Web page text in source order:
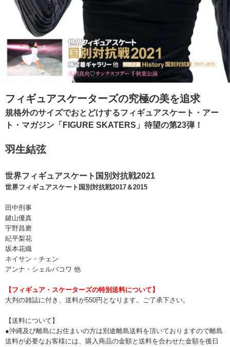
フィギュアスケーターズの究極の美を追求
規格外のサイズでおとどけするフィギュアスケート・アー
ト・マガジン「FIGURE SKATERS」待望の第23弾！
羽生結弦
世界フィギュアスケート国別対抗戦2021
世界フィギュアスケート国別対抗戦2017＆2015
田中刑事
鍵山優真
宇野昌磨
紀平梨花
坂本花織
ネイサン・チェン
アンナ・シェルバコワ 他
【フィギュア・スケーターズの特別送料について】
大判の雑誌に付き、送料が550円となります。ご了承下さい。
【送料について】
●沖縄及び離島にお住まいの方は別途離島送料を頂いておりますので離島
送料が必要なお客様には、購入商品の金額と送料を合わせた金額を後日